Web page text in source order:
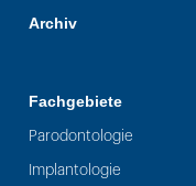
Archiv
Fachgebiete
Parodontologie
Implantologie